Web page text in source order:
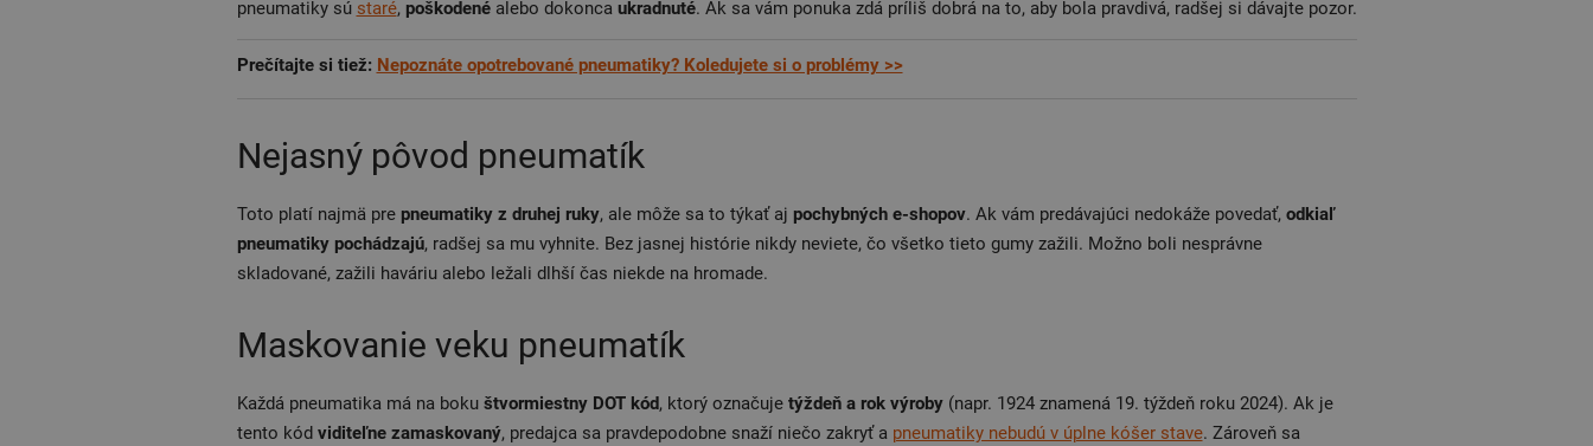
pneumatiky sú staré, poškodenéalebo dokonca ukradnuté. Ak sa vám ponuka zdá príliš dobrá na to, aby bola pravdivá, radšej si dávajte pozor.
Prečítajte si tiež: Nepoznáte opotrebované pneumatiky? Koledujete si o problémy >>
Nejasný pôvod pneumatík
Toto platí najmä pre pneumatiky z druhej ruky, ale môže sa to týkať aj pochybných e-shopov. Ak vám predávajúci nedokáže povedať, odkiaľ
pneumatiky pochádzajú, radšej sa mu vyhnite. Bez jasnej histórie nikdy neviete, čo všetko tieto gumy zažili. Možno boli nesprávne
skladované, zažili haváriu alebo ležali dlhší čas niekde na hromade.
Maskovanie veku pneumatík
Každá pneumatika má na boku štvormiestny DOT kód, ktorý označuje týždeň a rok výroby(napr. 1924 znamená 19. týždeň roku 2024). Ak je
tento kód viditeľne zamaskovaný, predajca sa pravdepodobne snaží niečo zakryť a pneumatiky nebudú v úplne kóšer stave. Zároveň sa